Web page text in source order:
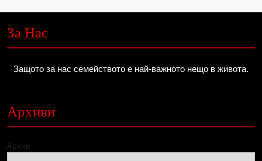
За Нас
Защото за нас семейството е най-важното нещо в живота.
Архиви
Архив